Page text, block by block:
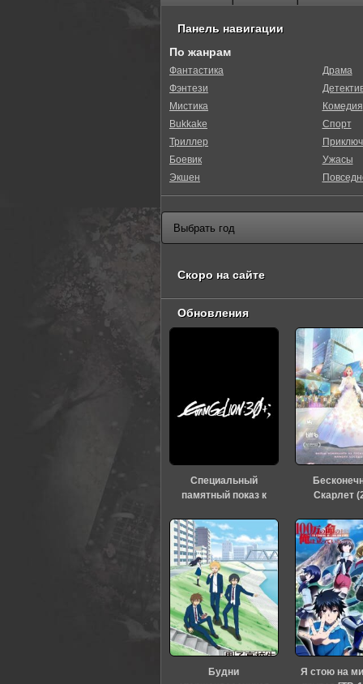
Панель навигации
По жанрам
Фантастика
Фэнтези
Мистика
Bukkake
Триллер
Боевик
Экшен
Драма
Комедия
Спорт
Ужасы
Скоро на сайте
Обновления
Специальный
памятный показ к
«Евангелиона» (2026)
Скарлет
Будни
Я стою на